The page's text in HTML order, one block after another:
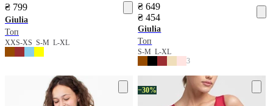
₴ 799
Giulia
Топ
XXS-XS S-M L-XL
₴ 649
₴ 454
Giulia
Топ
S-ML-XL
3
−30%